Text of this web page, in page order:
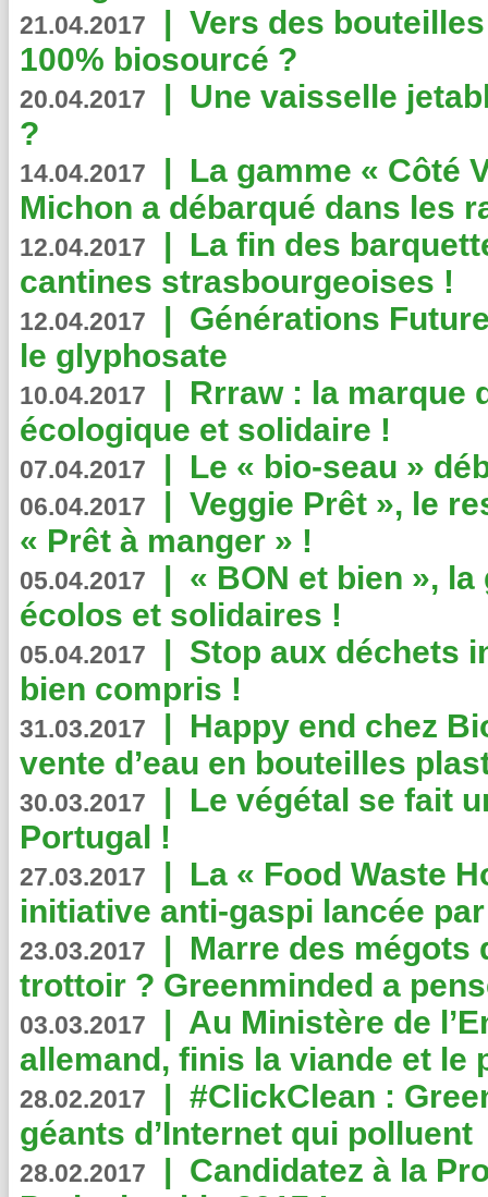
21.04.2017 | Vers des
100% biosourcé ?
20.04.2017 | Une vaisselle
?
14.04.2017 | La gamme « Côté
Michon a débarqué dans les
12.04.2017 | La fin des
cantines strasbourgeoises !
12.04.2017 | Générations
le glyphosate
10.04.2017 | Rrraw : la marque
écologique et solidaire !
07.04.2017 | Le « bio-seau »
06.04.2017 | Veggie Prêt », le
« Prêt à manger » !
05.04.2017 | « BON et bien »,
écolos et solidaires !
05.04.2017 | Stop aux déchets
bien compris !
31.03.2017 | Happy end chez
vente d’eau en bouteilles
30.03.2017 | Le végétal se fait
Portugal !
27.03.2017 | La « Food Waste
initiative anti-gaspi lancée
23.03.2017 | Marre des mégots
trottoir ? Greenminded a
03.03.2017 | Au Ministère de
allemand, finis la viande et le
28.02.2017 | #ClickClean :
géants d’Internet qui polluent
28.02.2017 | Candidatez à la